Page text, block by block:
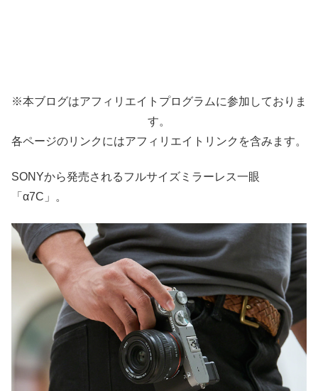
※本ブログはアフィリエイトプログラムに参加しておりま
す。
各ページのリンクにはアフィリエイトリンクを含みます。
SONYから発売されるフルサイズミラーレス一眼
「α7C」。